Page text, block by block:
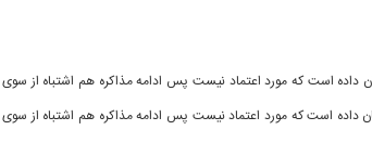
کرده است و نشان داده است که مورد اعتماد نیست پس ادامه مذاکره هم اشتباه از سوی
کرده است و نشان داده است که مورد اعتماد نیست پس ادامه مذاکره هم اشتباه از سوی
حمله به کویت با
ببینید| نظر متفاوت سینا حجازی درباره
گوگوش خبرساز شد